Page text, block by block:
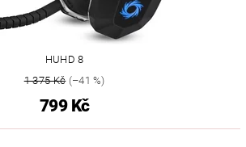
HUHD ‎8
1 375 Kč(–41 %)
799 Kč